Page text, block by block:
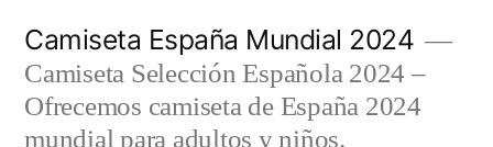
contenido
Camiseta España Mundial 2024
Camiseta Selección Española 2024 –
Ofrecemos camiseta de España 2024
mundial para adultos y niños.